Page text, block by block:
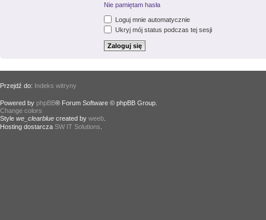
Nie pamiętam hasła
Loguj mnie automatycznie
Ukryj mój status podczas tej sesji
Przejdź do: Indeks witryny
Powered by phpBB® Forum Software © phpBB Group.
Change colors
Style we_clearblue created by weeb
Hosting dostarcza SW IT Solutions